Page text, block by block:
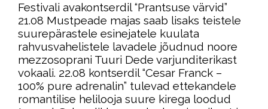
Festivali avakontserdil “Prantsuse värvid”
21.08 Mustpeade majas saab lisaks teistele
suurepärastele esinejatele kuulata
rahvusvahelistele lavadele jõudnud noore
mezzosoprani Tuuri Dede varjunditerikast
vokaali. 22.08 kontserdil “Cesar Franck –
100% pure adrenalin” tulevad ettekandele
romantilise helilooja suure kirega loodud